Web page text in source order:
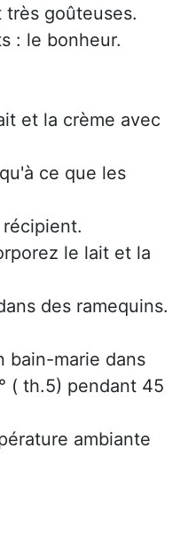
très goûteuses.
: le bonheur.
et la crème avec
ce que les
récipient.
le lait et la
des ramequins.
bain-marie dans
( th.5) pendant 45
ambiante